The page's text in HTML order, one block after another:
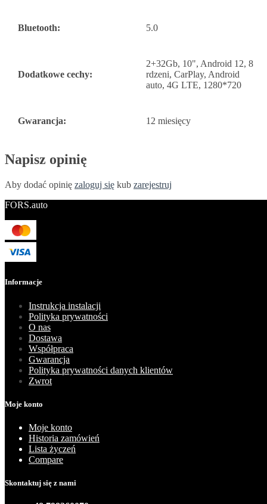
Bluetooth: 5.0
Dodatkowe cechy:
2+32Gb, 10", Android 12, 8
rdzeni, CarPlay, Android
auto, 4G LTE, 1280*720
Gwarancja: 12 miesięcy
Napisz opinię
Aby dodać opinię zaloguj się kub zarejestruj
FORS.auto
Informacje
Instrukcja instalacji
Polityka prywatności
O nas
Dostawa
Współpraca
Gwarancja
Polityka prywatności danych klientów
Zwrot
Moje konto
Moje konto
Historia zamówień
Lista życzeń
Compare
Skontaktuj się z nami